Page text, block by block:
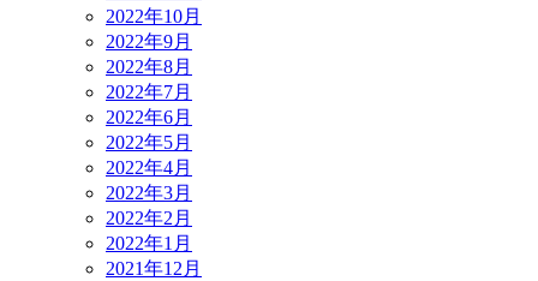
2022年10月
2022年9月
2022年8月
2022年7月
2022年6月
2022年5月
2022年4月
2022年3月
2022年2月
2022年1月
2021年12月